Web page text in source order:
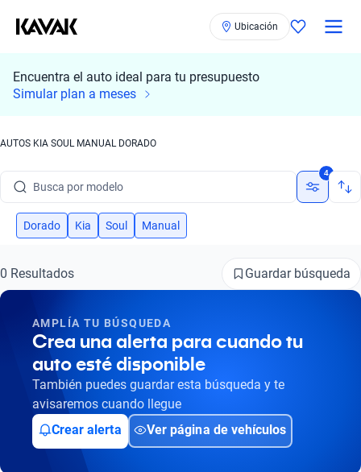
Ubicación
Encuentra el auto ideal para tu presupuesto
Simular plan a meses
AUTOS KIA SOUL MANUAL DORADO
Busca por modelo
Busca por versión
Busca por marca
Busca por modelo
Busca por versión
Busca por año
4
Dorado Kia Soul Manual
0 Resultados Guardar búsqueda
AMPLÍA TU BÚSQUEDA
Crea una alerta para cuando tu
auto esté disponible
También puedes guardar esta búsqueda y te
avisaremos cuando llegue
Crear alerta
Ver página de vehículos